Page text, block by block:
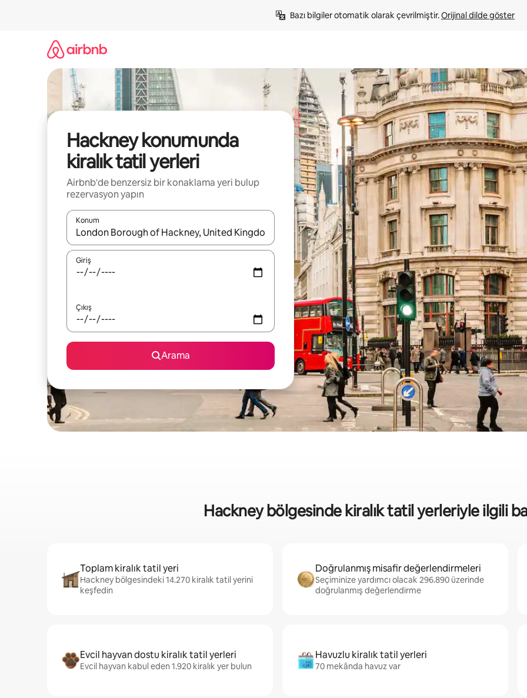
Bazı bilgiler otomatik olarak çevrilmiştir. Orijinal dilde göster
Hackney konumunda
kiralık tatil yerleri
Airbnb'de benzersiz bir konaklama yeri bulup
rezervasyon yapın
Konum
Sonuçlar kullanılabilir olduğunda yukarı ve aşağı oklarıyla gezinin veya dokunarak ya da kaydırma hareketleriyle keşfedin.
Giriş
Çıkış
Arama
Hackney bölgesinde kiralık tatil yerleriyle ilgili
Toplam kiralık tatil yeri
Hackney bölgesindeki 14.270 kiralık tatil yerini
keşfedin
Doğrulanmış misafir değerlendirmeleri
Seçiminize yardımcı olacak 296.890 üzerinde
doğrulanmış değerlendirme
Evcil hayvan dostu kiralık tatil yerleri
Evcil hayvan kabul eden 1.920 kiralık yer bulun
Havuzlu kiralık tatil yerleri
70 mekânda havuz var